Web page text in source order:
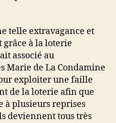
telle extravagance et
à la loterie
associé au
Marie de La Condamine
exploiter une faille
de la loterie afin que
à plusieurs reprises
deviennent tous très